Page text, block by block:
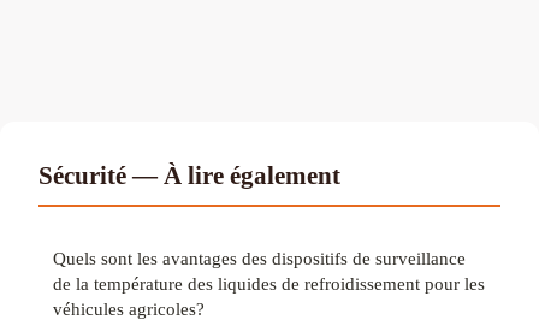
Sécurité — À lire également
Quels sont les avantages des dispositifs de surveillance
de la température des liquides de refroidissement pour les
véhicules agricoles?